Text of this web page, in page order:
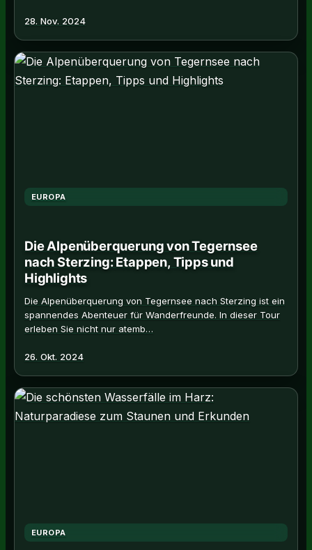
28. Nov. 2024
EUROPA
Die Alpenüberquerung von Tegernsee
nach Sterzing: Etappen, Tipps und
Highlights
Die Alpenüberquerung von Tegernsee nach Sterzing ist ein
spannendes Abenteuer für Wanderfreunde. In dieser Tour
erleben Sie nicht nur atemb…
26. Okt. 2024
EUROPA